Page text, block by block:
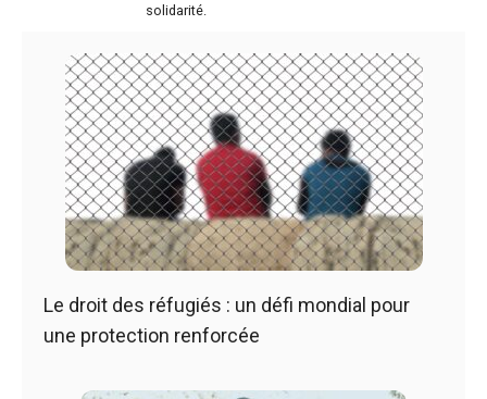
solidarité.
Le droit des réfugiés : un défi mondial pour
une protection renforcée